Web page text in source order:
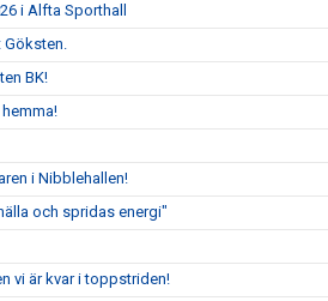
i Alfta Sporthall
BK!
i Nibblehallen!
och spridas energi"
vi är kvar i toppstriden!